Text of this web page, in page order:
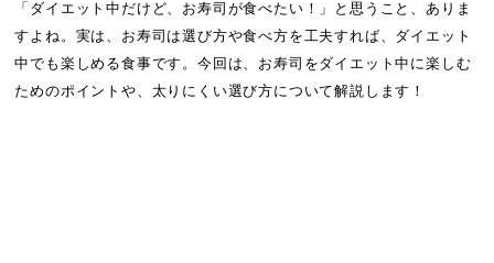
「ダイエット中だけど、お寿司が食べたい！」と思うこと、ありま
すよね。実は、お寿司は選び方や食べ方を工夫すれば、ダイエット
中でも楽しめる食事です。今回は、お寿司をダイエット中に楽しむ
ためのポイントや、太りにくい選び方について解説します！